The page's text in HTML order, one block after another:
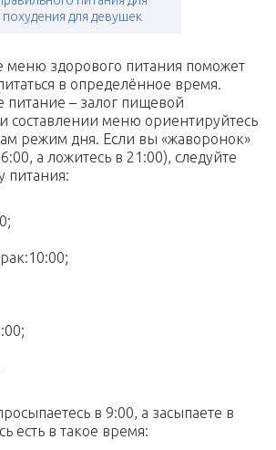
похудения для девушек
меню здорового питания поможет
в определённое время.
питание – залог пищевой
составлении меню ориентируйтесь
режим дня. Если вы «жаворонок»
а ложитесь в 21:00), следуйте
питания:
в 9:00, а засыпаете в
есть в такое время: